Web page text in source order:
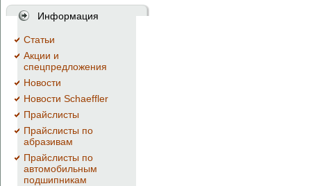
Информация
Cтатьи
Акции и
спецпредложения
Новости
Новости Schaeffler
Прайслисты
Прайслисты по
абразивам
Прайслисты по
автомобильным
подшипникам